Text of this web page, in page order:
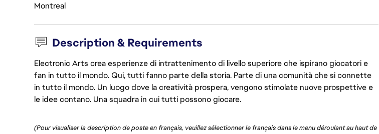
Montreal
Description & Requirements
Electronic Arts crea esperienze di intrattenimento di livello superiore che ispirano giocatori e
fan in tutto il mondo. Qui, tutti fanno parte della storia. Parte di una comunità che si connette
in tutto il mondo. Un luogo dove la creatività prospera, vengono stimolate nuove prospettive e
le idee contano. Una squadra in cui tutti possono giocare.
(Pour visualiser la description de poste en français, veuillez sélectionner le français dans le menu déroulant au haut de